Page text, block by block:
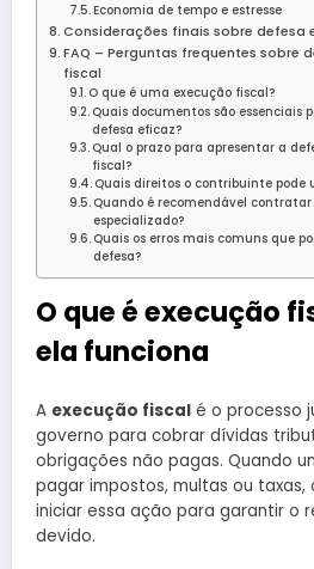
Economia de tempo e estresse
Considerações finais sobre defesa
FAQ – Perguntas frequentes sobre
fiscal
O que é uma execução fiscal?
Quais documentos são essenciais
defesa eficaz?
Qual o prazo para apresentar a
fiscal?
Quais direitos o contribuinte pode
Quando é recomendável
especializado?
Quais os erros mais comuns que
defesa?
O que é execução
ela funciona
A execução fiscal é o processo
governo para cobrar dívidas
obrigações não pagas. Quando
pagar impostos, multas ou
iniciar essa ação para garantir o
devido.